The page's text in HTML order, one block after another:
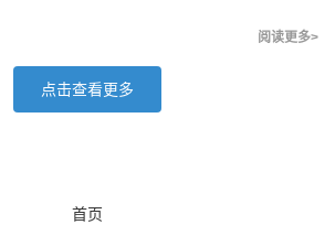
阅读更多>
点击查看更多
首页